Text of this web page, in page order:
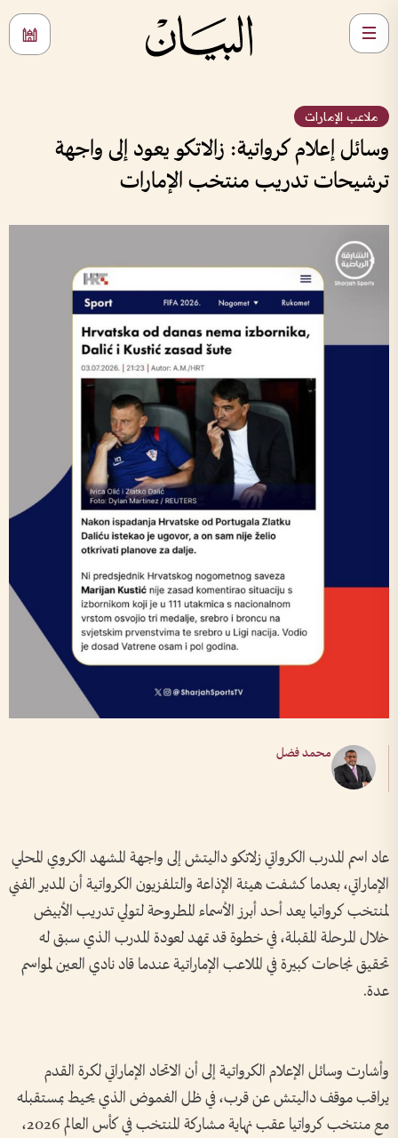
ملاعب الإمارات
وسائل إعلام كرواتية: زالاتكو يعود إلى واجهة
ترشيحات تدريب منتخب الإمارات
محمد فضل
عاد اسم المدرب الكرواتي زلاتكو داليتش إلى واجهة المشهد الكروي المحلي
الإماراتي، بعدما كشفت هيئة الإذاعة والتلفزيون الكرواتية أن المدير الفني
لمنتخب كرواتيا يعد أحد أبرز الأسماء المطروحة لتولي تدريب الأبيض
خلال المرحلة المقبلة، في خطوة قد تمهد لعودة المدرب الذي سبق له
تحقيق نجاحات كبيرة في الملاعب الإماراتية عندما قاد نادي العين لمواسم
عدة.
وأشارت وسائل الإعلام الكرواتية إلى أن الاتحاد الإماراتي لكرة القدم
يراقب موقف داليتش عن قرب، في ظل الغموض الذي يحيط بمستقبله
مع منتخب كرواتيا عقب نهاية مشاركة المنتخب في كأس العالم 2026،